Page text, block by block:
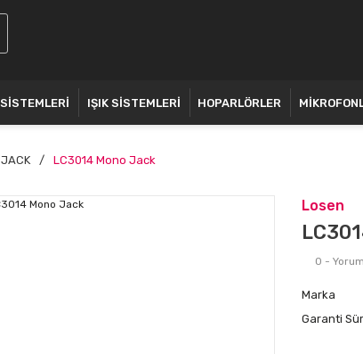
IŞIK SİSTEMLERİ HOPARLÖRLER
JACK LC3014 Mono Jack
Losen
0 -
Marka
Garanti